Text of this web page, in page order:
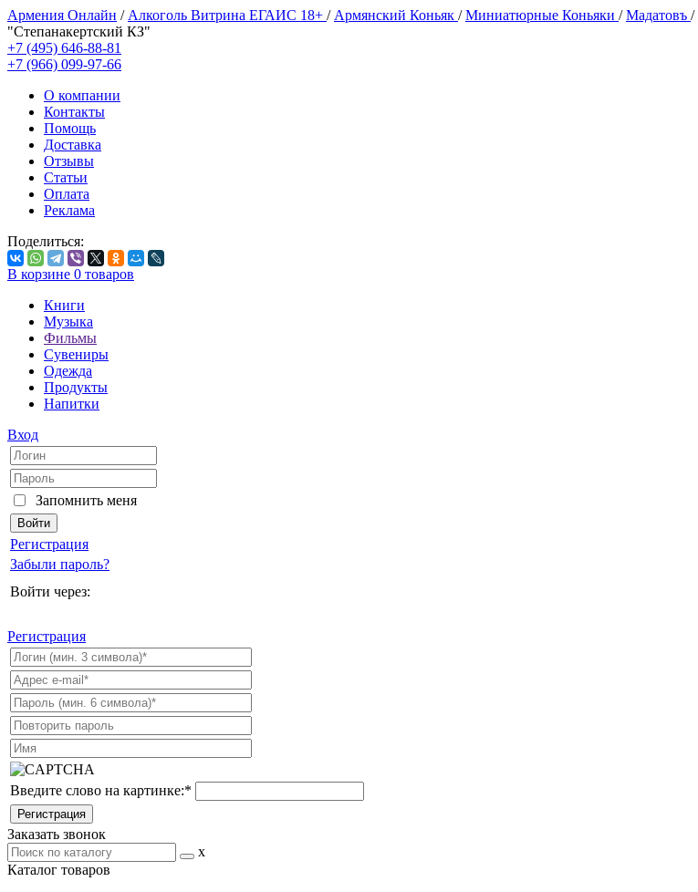
Армения Онлайн / Алкоголь Витрина ЕГАИС 18+ / Армянский Коньяк /Миниатюрные Коньяки /Мадатовъ /
"Степанакертский КЗ"
+7 (495) 646-88-81
+7 (966) 099-97-66
О компании
Контакты
Помощь
Доставка
Отзывы
Статьи
Оплата
Реклама
Поделиться:
В корзине 0 товаров
Книги
Музыка
Фильмы
Сувениры
Одежда
Продукты
Напитки
Вход
Запомнить меня
Регистрация
Забыли пароль?
Войти через:
Регистрация
Введите слово на картинке:*
Заказать звонок
x
Каталог товаров